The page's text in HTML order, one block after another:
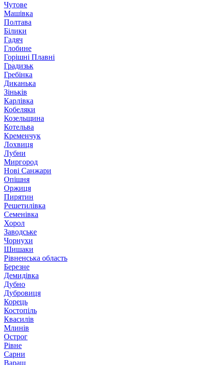
Чутове
Машівка
Полтава
Білики
Гадяч
Глобине
Горішні Плавні
Градизьк
Гребінка
Диканька
Зіньків
Карлівка
Кобеляки
Козельщина
Котельва
Кременчук
Лохвиця
Лубни
Миргород
Нові Санжари
Опішня
Оржиця
Пирятин
Решетилівка
Семенівка
Хорол
Заводське
Чорнухи
Шишаки
Рівненська область
Березне
Демидівка
Дубно
Дубровиця
Корець
Костопіль
Квасилів
Млинів
Острог
Рівне
Сарни
Вараш